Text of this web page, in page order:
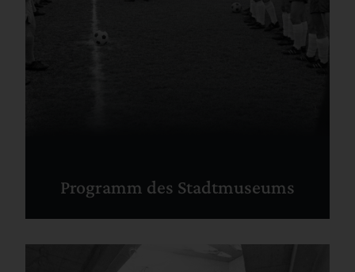
Programm des Stadtmuseums